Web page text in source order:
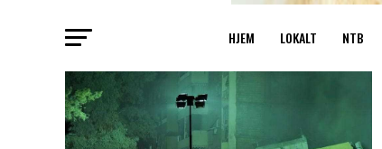
HJEM LOKALT NTB